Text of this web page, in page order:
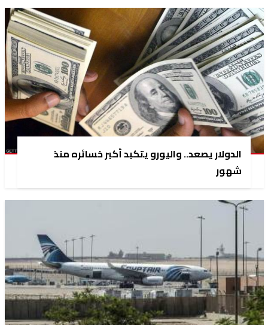
الدولار يصعد.. واليورو يتكبد أكبر خسائره منذ
شهور